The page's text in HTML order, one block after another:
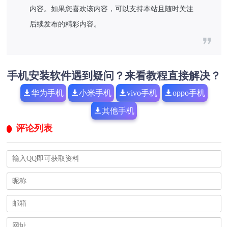
内容。如果您喜欢该内容，可以支持本站且随时关注
后续发布的精彩内容。
手机安装软件遇到疑问？来看教程直接解决？
华为手机 小米手机 vivo手机 oppo手机
其他手机
评论列表